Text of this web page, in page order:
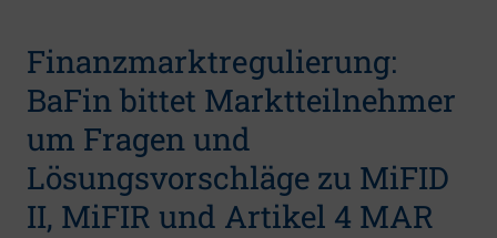
Finanzmarktregulierung:
BaFin bittet Marktteilnehmer
um Fragen und
Lösungsvorschläge zu MiFID
II, MiFIR und Artikel 4 MAR